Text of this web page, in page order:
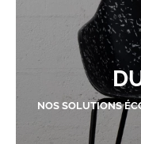
NOS SOLUTIONS